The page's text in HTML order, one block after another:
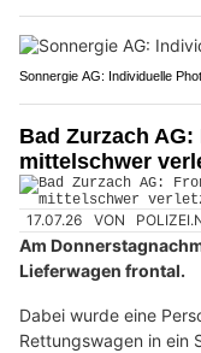
Sonnergie AG: Individuelle
Bad Zurzach
mittelschwer
17.07.26 VON
Am
Lieferwagen frontal.
Dabei wurde eine
Rettungswagen in ein